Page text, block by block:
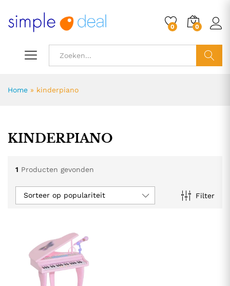
0 0
Home » kinderpiano
KINDERPIANO
1 Producten gevonden
Filter
Sorteer op populariteit